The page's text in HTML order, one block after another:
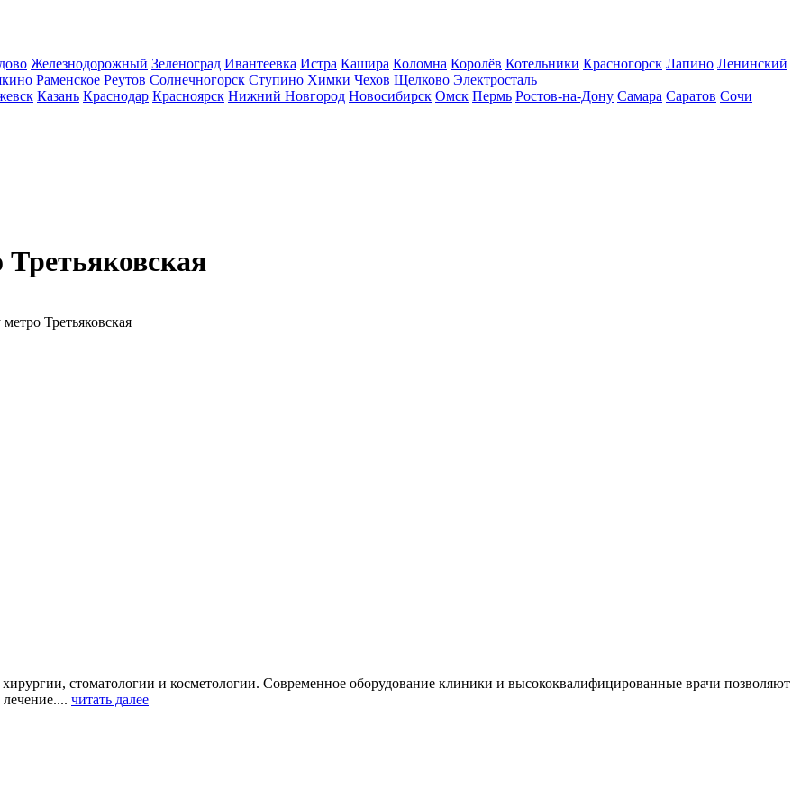
Железнодорожный Зеленоград Ивантеевка Истра Кашира Коломна Королёв Котельники Красногорск Лапино Ленинский
Раменское Реутов Солнечногорск Ступино Химки Чехов Щелково Электросталь
Казань Краснодар Красноярск Нижний Новгород Новосибирск Омск Пермь Ростов-на-Дону Самара Саратов Сочи
Третьяковская
стоматологии и косметологии. Современное оборудование клиники и высококвалифицированные врачи позволяют
лечение.... читать далее